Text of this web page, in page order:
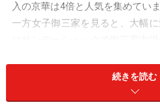
入の京華は4倍と人気を集めていま
一方女子御三家を見ると、大幅
の、昨年の厳しさは緩和されま
一昨年より高い倍率になっていま
続きを読む